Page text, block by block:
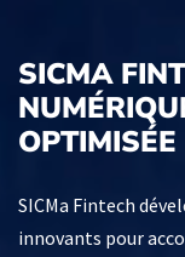
SICMA
OPTIMISÉE
SICMa Fintech
innovants pour